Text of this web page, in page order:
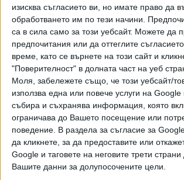
изисква съгласието ви, но имате право да
обработването им по тези начини.
са в сила само за този уебсайт. Можете да
предпочитания или да оттеглите
време, като се върнете на този сайт и
"Поверителност" в долната част на уеб
Моля, забележете също, че този уебсайт/
използва една или повече услуги на
събира и съхранява информация, която
ограничава до Вашето посещение или
поведение. В раздела за съгласие за
да кликнете, за да предоставите или
Google и таговете на неговите трети страни
Вашите данни за долупосочените цели.
Ако отговорът е положителен, трябва
разследване.
Руското посолство
събира дарения за
Руското посолство
започна
кампания за
средства в помощ за
военни, участващи
в Украйна, наричана
"специална военна
Това се вижда от
руската мисия във
28 Юни 2022
Безпрецедентно:
България отзовава
дипломати. Новината
изненадващо